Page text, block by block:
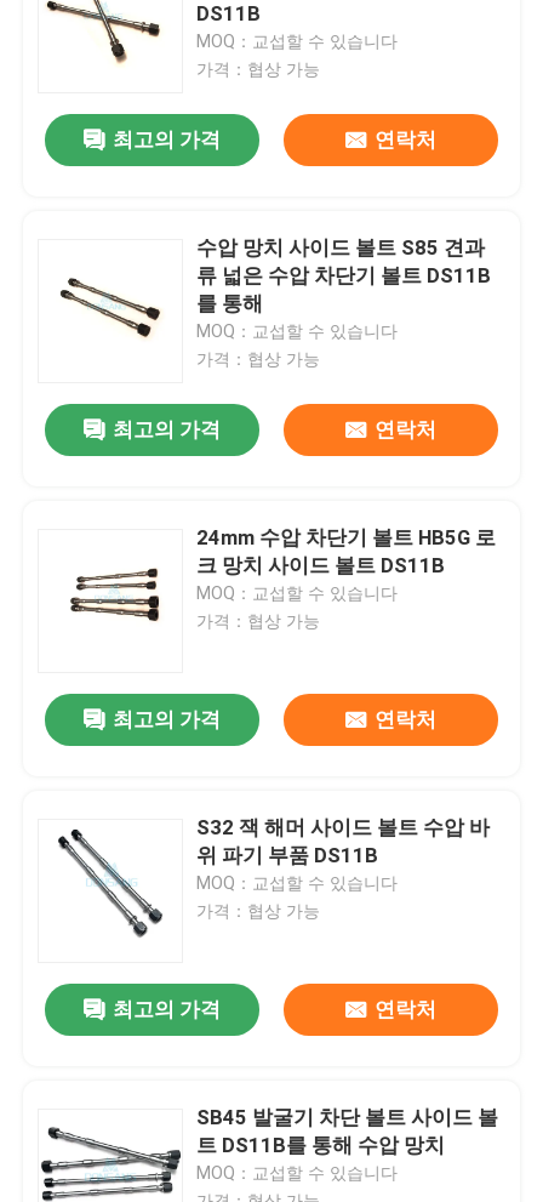
제품
우리에 대하여
품질 관리
인용문을 요구하세요
굴삭기 유압 브레이커
DS11B
MOQ：교섭할 수 있습니다
가격：협상 가능
최고의 가격 연락처
수압 망치 사이드 볼트 S85 견과
류 넓은 수압 차단기 볼트 DS11B
를 통해
MOQ：교섭할 수 있습니다
가격：협상 가능
최고의 가격 연락처
24mm 수압 차단기 볼트 HB5G 로
크 망치 사이드 볼트 DS11B
MOQ：교섭할 수 있습니다
가격：협상 가능
최고의 가격 연락처
S32 잭 해머 사이드 볼트 수압 바
위 파기 부품 DS11B
MOQ：교섭할 수 있습니다
가격：협상 가능
최고의 가격 연락처
SB45 발굴기 차단 볼트 사이드 볼
트 DS11B를 통해 수압 망치
MOQ：교섭할 수 있습니다